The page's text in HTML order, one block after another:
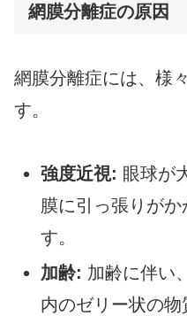
網膜分離症の原因
網膜分離症には、様
す。
強度近視: 眼球が
膜に引っ張りが
す。
加齢: 加齢に伴い
内のゼリー状の物